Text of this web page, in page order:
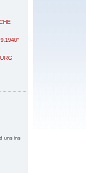
uns ins